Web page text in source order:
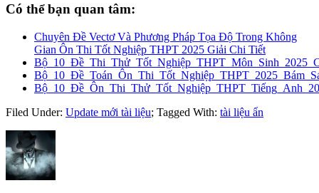
Có thể bạn quan tâm:
Chuyên Đề Vectơ Và Phương Pháp Tọa Độ Trong Không
Gian Ôn Thi Tốt Nghiệp THPT 2025 Giải Chi Tiết
Filed Under: Update mới tài liệu; Tagged With: tài liệu ẩn